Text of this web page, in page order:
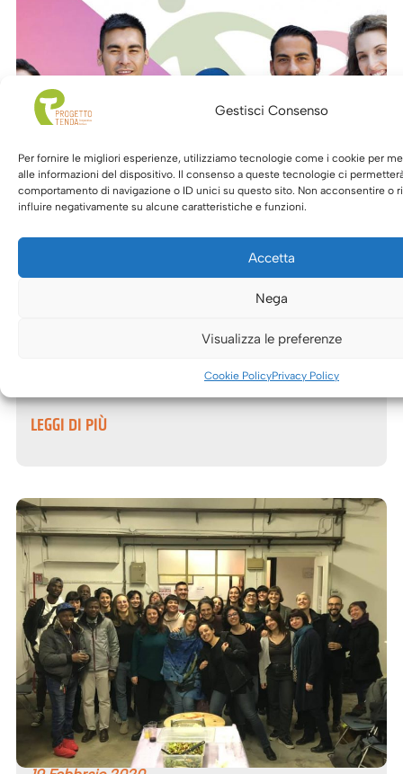
Gestisci Consenso
Per fornire le migliori esperienze, utilizziamo tecnologie come i cookie per
alle informazioni del dispositivo. Il consenso a queste tecnologie ci
comportamento di navigazione o ID unici su questo sito. Non acconsentire o
influire negativamente su alcune caratteristiche e funzioni.
Accetta
Nega
Visualizza le preferenze
Cookie PolicyPrivacy Policy
Cerchiamo volontarie e volontari
per il servizio civile 2021
ufficialmente il bando di...
LEGGI DI PIÙ